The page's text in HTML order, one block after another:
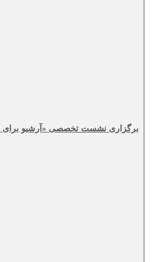
برگزاری نشست تخصصی «آرشیو برای